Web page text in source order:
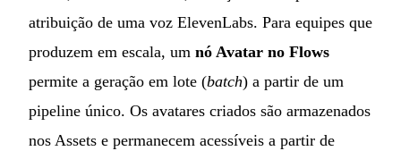
atribuição de uma voz ElevenLabs. Para equipes que
produzem em escala, um nó Avatar no Flows
permite a geração em lote (batch) a partir de um
pipeline único. Os avatares criados são armazenados
nos Assets e permanecem acessíveis a partir de